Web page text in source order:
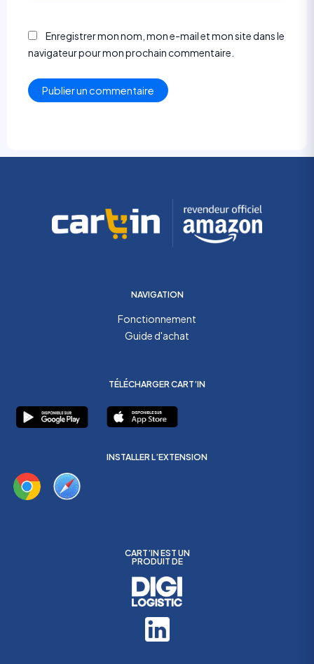
Enregistrer mon nom, mon e-mail et mon site dans le
navigateur pour mon prochain commentaire.
NAVIGATION
Fonctionnement
Guide d'achat
TÉLÉCHARGER CART’IN
INSTALLER L’EXTENSION
CART’IN EST UN
PRODUIT DE